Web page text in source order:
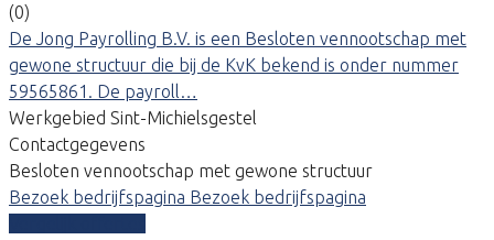
(0)
De Jong Payrolling B.V. is een Besloten vennootschap met
gewone structuur die bij de KvK bekend is onder nummer
59565861. De payroll…
Werkgebied Sint-Michielsgestel
Contactgegevens
Besloten vennootschap met gewone structuur
Bezoek bedrijfspagina Bezoek bedrijfspagina